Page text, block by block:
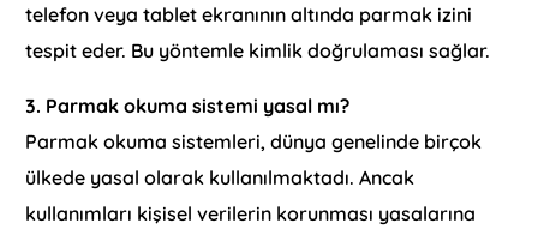
telefon veya tablet ekranının altında parmak izini
tespit eder. Bu yöntemle kimlik doğrulaması sağlar.
3. Parmak okuma sistemi yasal mı?
Parmak okuma sistemleri, dünya genelinde birçok
ülkede yasal olarak kullanılmaktadı. Ancak
kullanımları kişisel verilerin korunması yasalarına